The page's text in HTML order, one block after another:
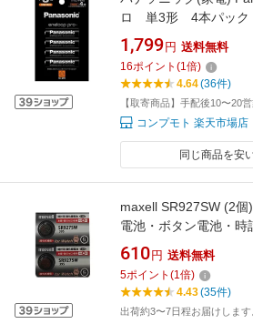
ロ 単3形 4本パック
(BK-3HCD/4H) 取り寄
1,799 円 送料無料
16ポイント (1倍)
4.64(36件)
【取寄商品】手配後10〜20
コンプモト 楽天市場店
同じ商品を安
maxell SR927SW (2
電池・ボタン電池・時
本製 新しいシルバータ
610 円 送料無料
5ポイント (1倍)
4.43(35件)
出荷約3〜7日程お届けします